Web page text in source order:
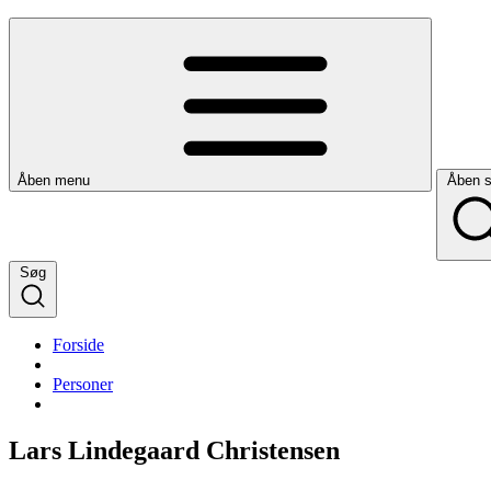
Åben menu Åben
Søg
Forside
Personer
Lars Lindegaard Christensen